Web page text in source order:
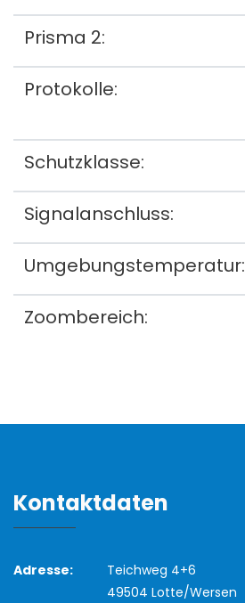
Prisma 2:
Protokolle:
Schutzklasse:
Signalanschluss:
Umgebungstemperatur:
Zoombereich:
Kontaktdaten
Adresse:
Teichweg 4+6
49504 Lotte/Wersen